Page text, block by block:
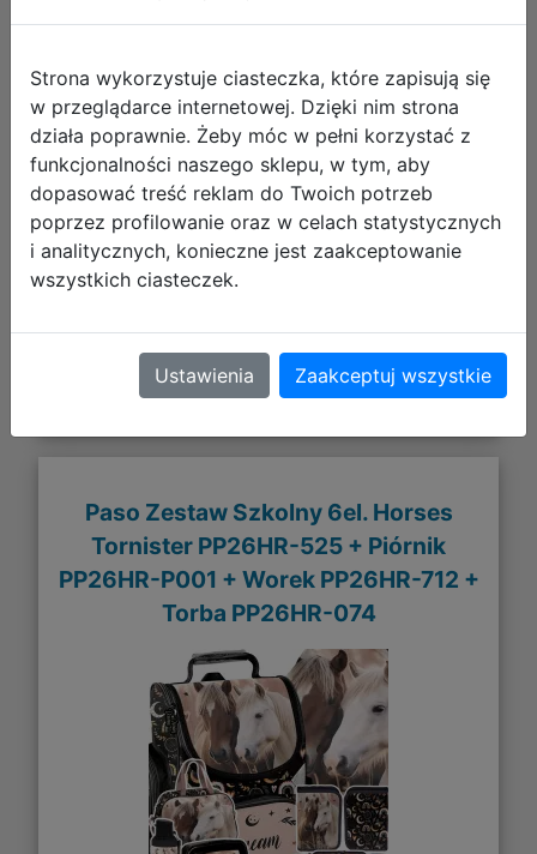
289,92 zł
DO KOSZYKA
Galeria zdjęć
Paso Zestaw Szkolny 6el. Horses
Tornister PP26HR-525 + Piórnik
PP26HR-P001 + Worek PP26HR-712 +
Torba PP26HR-074
Strona wykorzystuje ciasteczka, które zapisują się
w przeglądarce internetowej. Dzięki nim strona
działa poprawnie. Żeby móc w pełni korzystać z
funkcjonalności naszego sklepu, w tym, aby
dopasować treść reklam do Twoich potrzeb
poprzez profilowanie oraz w celach statystycznych
i analitycznych, konieczne jest zaakceptowanie
wszystkich ciasteczek.
Ustawienia Zaakceptuj wszystkie